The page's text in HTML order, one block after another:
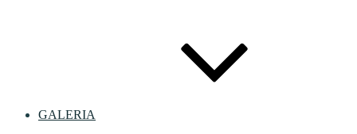
GALERIA